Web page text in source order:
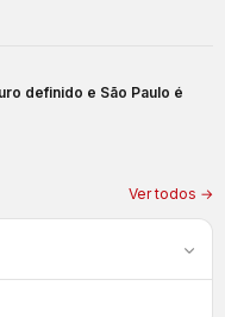
definido e São Paulo é
Ver todos →